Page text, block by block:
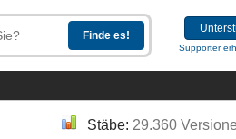
Supporter
Stäbe: 29.360